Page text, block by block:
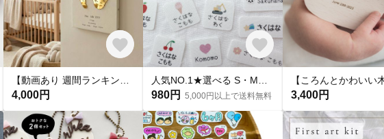
4,000円 980円 5,000円以上で送料無料 3,400円